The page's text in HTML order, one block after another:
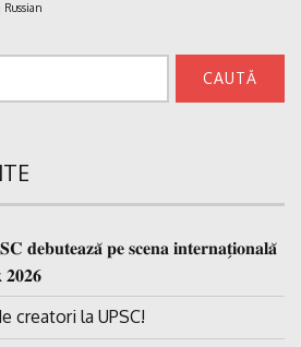
Russian
𝐝𝐞𝐛𝐮𝐭𝐞𝐚𝐳𝐚̆ 𝐩𝐞 𝐬𝐜𝐞𝐧𝐚 𝐢𝐧𝐭𝐞𝐫𝐧𝐚𝐭̗𝐢𝐨𝐧𝐚𝐥𝐚̆
𝟐𝟎𝟐𝟔
creatori la UPSC!